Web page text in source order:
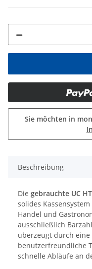
Sie möchten in
Beschreibung
Die gebrauchte UC
solides
Handel und
ausschließlich
überzeugt durch
benutzerfreundliche
schnelle Abläufe an